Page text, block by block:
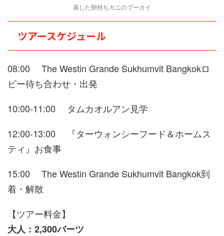
蒸した卵持ちカニのプーカイ
ツアースケジュール
08:00 The Westin Grande Sukhumvit Bangkokロ
ビー待ち合わせ・出発
10:00-11:00 タムカオルアン見学
12:00-13:00 『ターウォンシーフード＆ホームス
ティ』お食事
15:00 The Westin Grande Sukhumvit Bangkok到
着・解散
【ツアー料金】
大人：2,300バーツ